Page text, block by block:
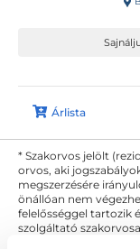
Árlista
* Szakorvos jelölt
orvos, aki
megszerzésére
önállóan nem
felelősséggel tartozik
szolgáltató